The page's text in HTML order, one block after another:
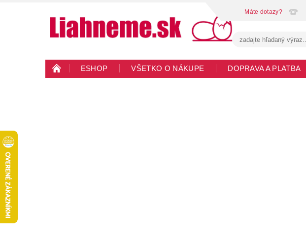
ESHOP VŠETKO O NÁKUPE DOPRAVA A PLATBA